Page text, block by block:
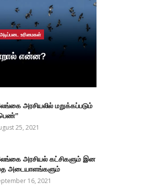
அடிப்படை உரிமைகள்
என்ன?
அரசியலில் மறுக்கப்படும்
25, 2021
அரசியல் கட்சிகளும் இன
அடையாளங்களும்
16, 2021